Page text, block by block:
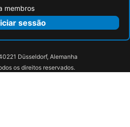
membros
sessão
Düsseldorf, Alemanha
os direitos reservados.